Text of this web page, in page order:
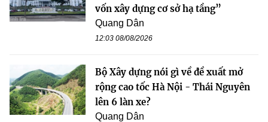
vốn xây dựng cơ sở hạ tầng”
Quang Dân
12:03 08/08/2026
Bộ Xây dựng nói gì về đề xuất mở
rộng cao tốc Hà Nội - Thái Nguyên
lên 6 làn xe?
Quang Dân